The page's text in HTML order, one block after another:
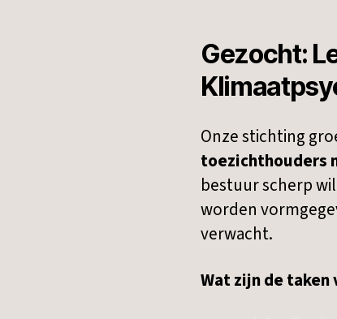
Gezocht:
Onze stichting
toezichthouders
bestuur scherp
worden
verwacht.
Wat zijn de taken